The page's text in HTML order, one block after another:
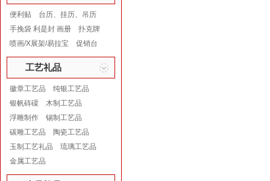
便利贴
台历、挂历、吊历
手挽袋 利是封 画册
扑克牌
喷画/X展架/易拉宝
促销台
工艺礼品
徽章工艺品
纯银工艺品
银帆砗磲
木制工艺品
浮雕制作
锡制工艺品
碳雕工艺品
陶瓷工艺品
玉制工艺礼品
琉璃工艺品
金属工艺品